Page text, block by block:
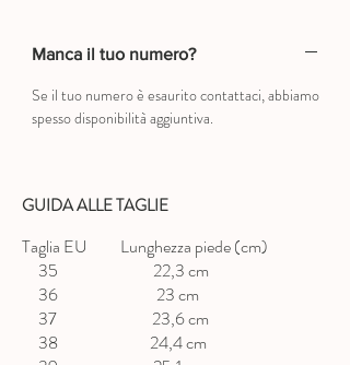
Manca il tuo numero?
Se il tuo numero è esaurito contattaci, abbiamo
spesso disponibilità aggiuntiva.
GUIDA ALLE TAGLIE
Taglia EU Lunghezza piede (cm)
35 22,3 cm
36 23 cm
37 23,6 cm
38 24,4 cm